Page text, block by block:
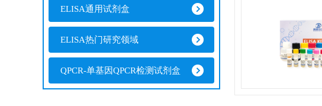
ELISA通用试剂盒
ELISA热门研究领域
QPCR-单基因QPCR检测试剂盒